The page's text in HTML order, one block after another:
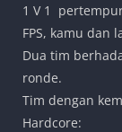
1 V 1
FPS, kamu dan
Dua tim
ronde.
Tim dengan
Hardcore: